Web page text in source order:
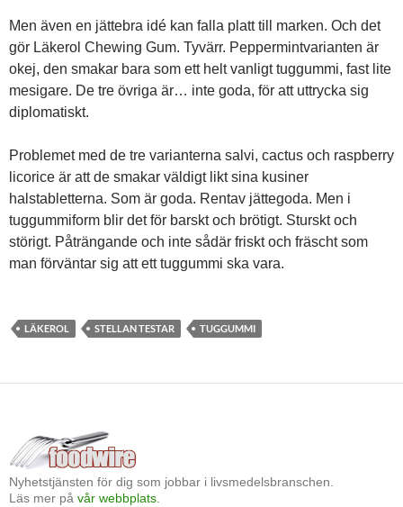
Men även en jättebra idé kan falla platt till marken. Och det
gör Läkerol Chewing Gum. Tyvärr. Peppermintvarianten är
okej, den smakar bara som ett helt vanligt tuggummi, fast lite
mesigare. De tre övriga är… inte goda, för att uttrycka sig
diplomatiskt.
Problemet med de tre varianterna salvi, cactus och raspberry
licorice är att de smakar väldigt likt sina kusiner
halstabletterna. Som är goda. Rentav jättegoda. Men i
tuggummiform blir det för barskt och brötigt. Sturskt och
störigt. Påträngande och inte sådär friskt och fräscht som
man förväntar sig att ett tuggummi ska vara.
LÄKEROL STELLAN TESTAR TUGGUMMI
Nyhetstjänsten för dig som jobbar i livsmedelsbranschen.
Läs mer på vår webbplats.